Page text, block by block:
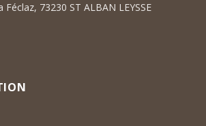
73230 ST ALBAN LEYSSE